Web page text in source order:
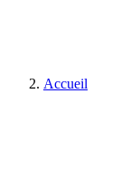
Accueil